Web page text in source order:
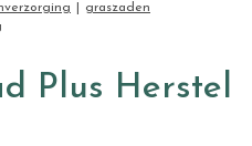
graszaden
Plus Herstel